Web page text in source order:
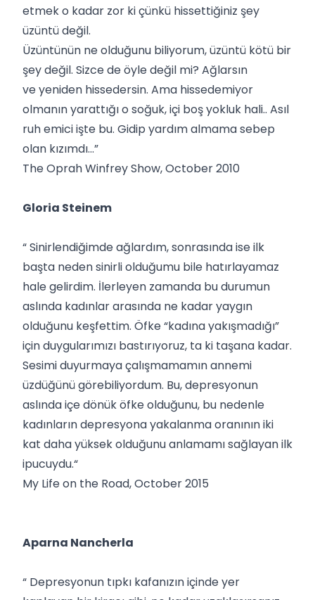
etmek o kadar zor ki çünkü hissettiğiniz şey
üzüntü değil.
Üzüntünün ne olduğunu biliyorum, üzüntü kötü bir
şey değil. Sizce de öyle değil mi? Ağlarsın
ve yeniden hissedersin. Ama hissedemiyor
olmanın yarattığı o soğuk, içi boş yokluk hali.. Asıl
ruh emici işte bu. Gidip yardım almama sebep
olan kızımdı…”
The Oprah Winfrey Show, October 2010
Gloria Steinem
“ Sinirlendiğimde ağlardım, sonrasında ise ilk
başta neden sinirli olduğumu bile hatırlayamaz
hale gelirdim. İlerleyen zamanda bu durumun
aslında kadınlar arasında ne kadar yaygın
olduğunu keşfettim. Öfke “kadına yakışmadığı”
için duygularımızı bastırıyoruz, ta ki taşana kadar.
Sesimi duyurmaya çalışmamamın annemi
üzdüğünü görebiliyordum. Bu, depresyonun
aslında içe dönük öfke olduğunu, bu nedenle
kadınların depresyona yakalanma oranının iki
kat daha yüksek olduğunu anlamamı sağlayan ilk
ipucuydu.“
My Life on the Road, October 2015
Aparna Nancherla
“ Depresyonun tıpkı kafanızın içinde yer